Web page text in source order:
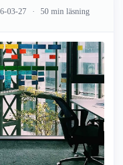
03-27 50 min läsning